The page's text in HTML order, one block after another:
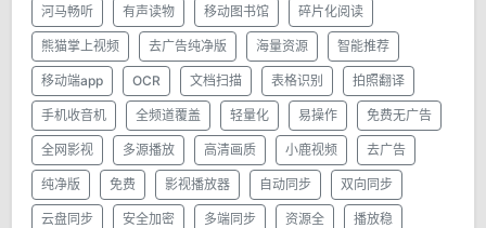
河马畅听 有声读物 移动图书馆 碎片化阅读
熊猫掌上视频 去广告纯净版 海量资源 智能推荐
移动端app OCR 文档扫描 表格识别 拍照翻译
手机收音机 全频道覆盖 轻量化 易操作 免费无广告
全网影视 多源播放 高清画质 小鹿视频 去广告
纯净版 免费 影视播放器 自动同步 双向同步
云盘同步 安全加密 多端同步 资源全 播放稳